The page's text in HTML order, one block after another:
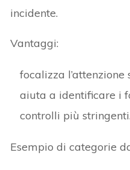
incidente.
Vantaggi:
focalizza
aiuta a identificare i
controlli più stringenti.
Esempio di categorie